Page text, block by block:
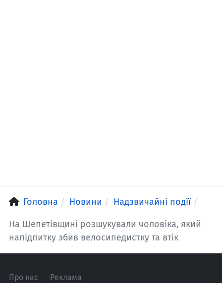
Головна Новини Надзвичайні події
На Шепетівщині розшукували чоловіка, який
напідпитку збив велосипедистку та втік
Про нас Реклама